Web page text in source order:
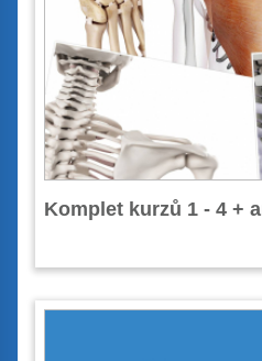
Komplet kurzů 1 - 4 +